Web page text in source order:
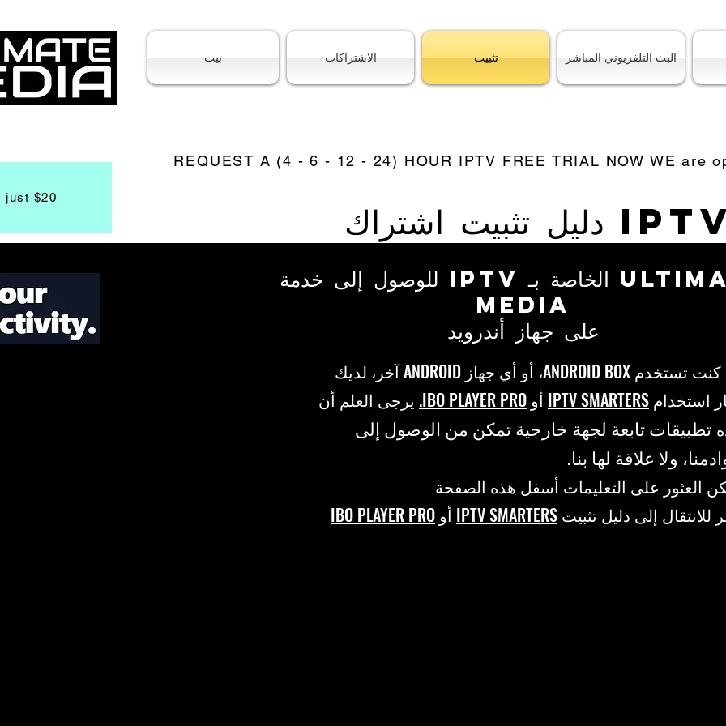
بيت الاشتراكات تثبيت البث التلفزيوني المباشر
REQUEST A (4 - 6 - 12 - 24) HOUR IPTV FREE TRIAL NOW WE are
دليل تثبيت اشتراك IPTV
just $20
للوصول إلى خدمة IPTV الخاصة بـ ultimate
media
على جهاز أندرويد
إذا كنت تستخدم ANDROID BOX، أو أي جهاز ANDROID آخر، لديك
استخدام IPTV SMARTERS أو IBO PLAYER PRO. يرجى العلم أن
تطبيقات تابعة لجهة خارجية تمكن من الوصول إلى
ولا علاقة لها بنا.
العثور على التعليمات أسفل هذه الصفحة
للانتقال إلى دليل تثبيت IPTV SMARTERS أو IBO PLAYER PRO